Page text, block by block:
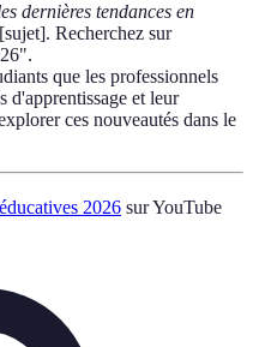
dernières tendances en
Recherchez sur
que les professionnels
d'apprentissage et leur
ces nouveautés dans le
2026 sur YouTube